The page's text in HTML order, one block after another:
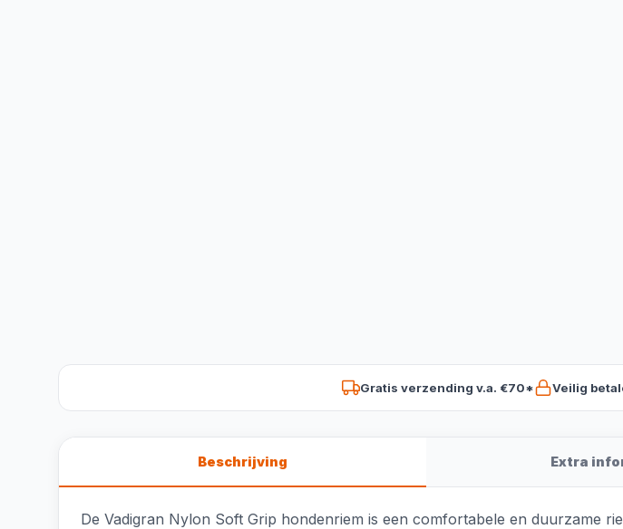
Gratis verzending v.a. €70* Veilig
Beschrijving Extra
De Vadigran Nylon Soft Grip hondenriem is een comfortabele en duurzame